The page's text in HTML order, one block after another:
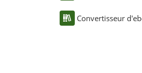
Convertisseur